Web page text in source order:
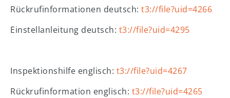
Rückrufinformationen deutsch:t3://file?uid=4266
Einstellanleitung deutsch: t3://file?uid=4295
Inspektionshilfe englisch: t3://file?uid=4267
Rückrufinformation englisch: t3://file?uid=4265